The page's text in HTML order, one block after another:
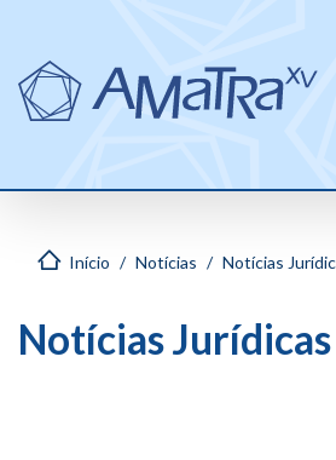
Notícias Jurídicas
Início Notícias Notícias